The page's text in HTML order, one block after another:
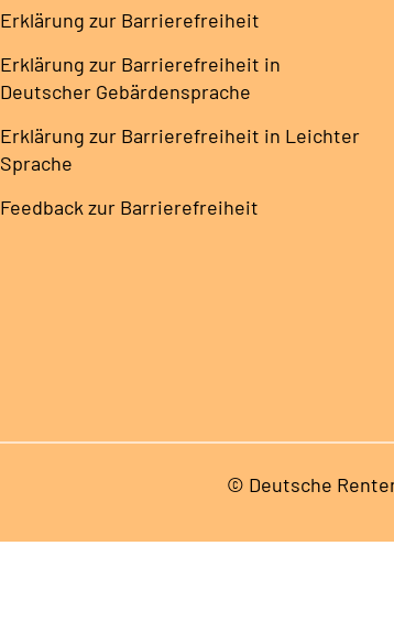
Erklärung zur Barrierefreiheit
Erklärung zur Barrierefreiheit in
Deutscher Gebärdensprache
Erklärung zur Barrierefreiheit in Leichter
Sprache
Feedback zur Barrierefreiheit
© Deutsche